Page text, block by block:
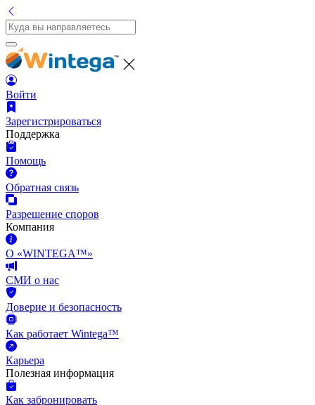
Войти
Зарегистрироваться
Поддержка
Помощь
Обратная связь
Разрешение споров
Компания
О «WINTEGA™»
СМИ о нас
Доверие и безопасность
Как работает Wintega™
Карьера
Полезная информация
Как забронировать